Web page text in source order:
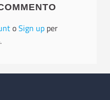
oSign up per